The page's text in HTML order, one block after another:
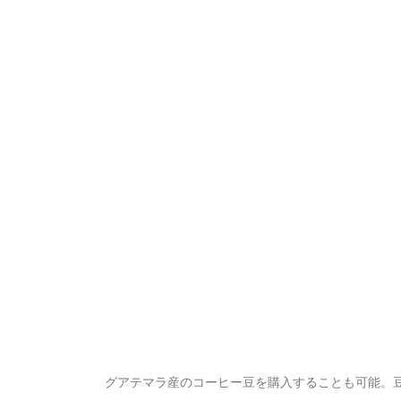
グアテマラ産のコーヒー豆を購入することも可能。